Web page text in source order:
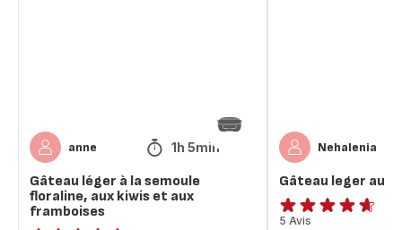
anne 1h 5min
Gâteau léger à la semoule
floraline, aux kiwis et aux
framboises
framboises
Nehalenia
Gâteau leger aux
ratings.4.6
5 Avis